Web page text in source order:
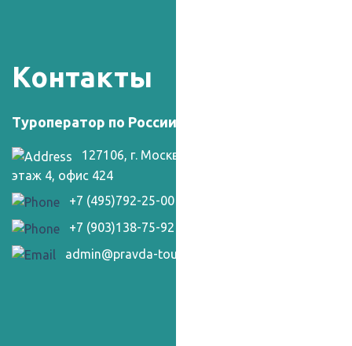
Контакты
Туроператор по России и СНГ "Правда-Тур"
127106, г. Москва, Гостиничная ул., д. 3,
этаж 4, офис 424
+7 (495)792-25-00
+7 (903)138-75-92
admin@pravda-tour.ru